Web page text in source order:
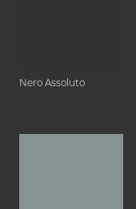
Nero Assoluto